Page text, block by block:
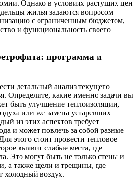
Однако в условиях растущих цен
жилья задаются вопросом —
с ограниченным бюджетом,
и функциональность своего
программа и
детальный анализ текущего
Определите, какие именно задачи вы
быть улучшение теплоизоляции,
или же замена устаревших
из этих аспектов требует
и может повлечь за собой разные
этого стоит провести тепловое
выявит слабые места, где
Это могут быть не только стены и
а также щели и трещины, где
холодный воздух.